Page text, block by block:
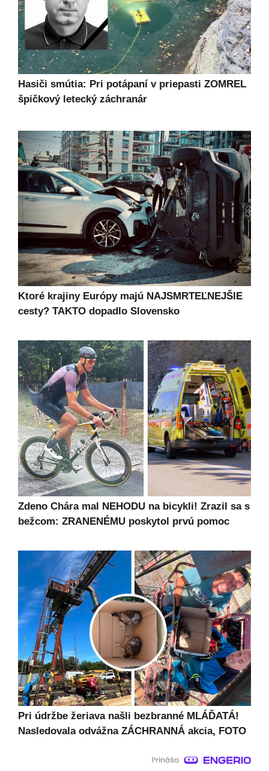
Hasiči smútia: Pri potápaní v priepasti ZOMREL
špičkový letecký záchranár
Ktoré krajiny Európy majú NAJSMRTEĽNEJŠIE
cesty? TAKTO dopadlo Slovensko
Zdeno Chára mal NEHODU na bicykli! Zrazil sa s
bežcom: ZRANENÉMU poskytol prvú pomoc
Pri údržbe žeriava našli bezbranné MLÁĎATÁ!
Nasledovala odvážna ZÁCHRANNÁ akcia, FOTO